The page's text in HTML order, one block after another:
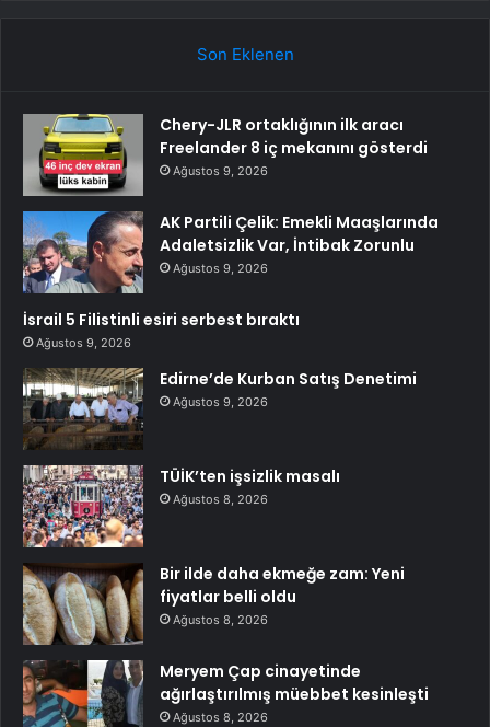
Son Eklenen
Chery-JLR ortaklığının ilk aracı
Freelander 8 iç mekanını gösterdi
Ağustos 9, 2026
AK Partili Çelik: Emekli Maaşlarında
Adaletsizlik Var, İntibak Zorunlu
Ağustos 9, 2026
İsrail 5 Filistinli esiri serbest bıraktı
Ağustos 9, 2026
Edirne’de Kurban Satış Denetimi
Ağustos 9, 2026
TÜİK’ten işsizlik masalı
Ağustos 8, 2026
Bir ilde daha ekmeğe zam: Yeni
fiyatlar belli oldu
Ağustos 8, 2026
Meryem Çap cinayetinde
ağırlaştırılmış müebbet kesinleşti
Ağustos 8, 2026